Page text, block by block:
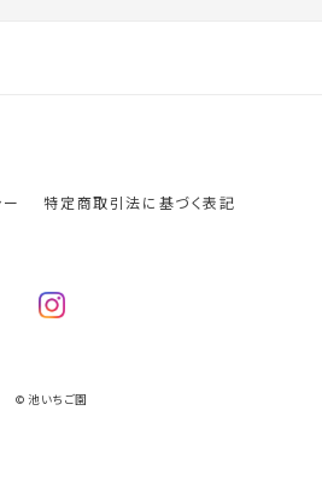
特定商取引法に基づく表記
© 池いちご園